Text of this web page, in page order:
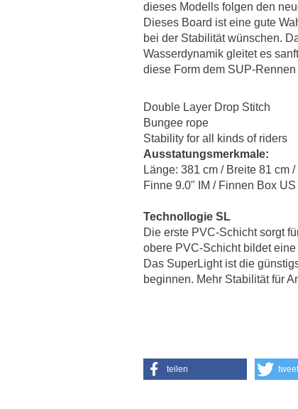
dieses Modells folgen den
Dieses Board ist eine gute
bei der Stabilität wünschen.
Wasserdynamik gleitet es
diese Form dem SUP-
Double Layer Drop Stitch
Bungee rope
Stability for all kinds of riders
Ausstatungsmerkmale:
Länge: 381 cm / Breite 81 cm
Finne 9.0" IM / Finnen Box US
Technollogie SL
Die erste PVC-Schicht sorgt
obere PVC-Schicht bildet
Das SuperLight ist die
beginnen. Mehr Stabilität für
teilen tweet